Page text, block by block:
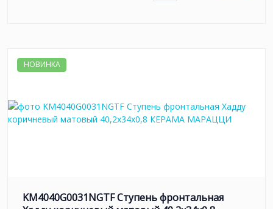
НОВИНКА
KM4040G0031NGTF Ступень фронтальная